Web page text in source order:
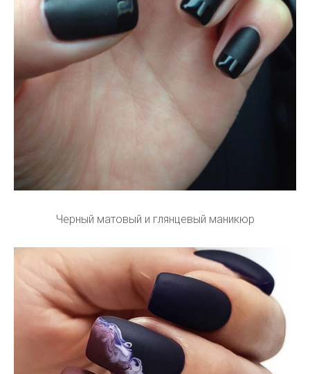
Черный матовый и глянцевый маникюр